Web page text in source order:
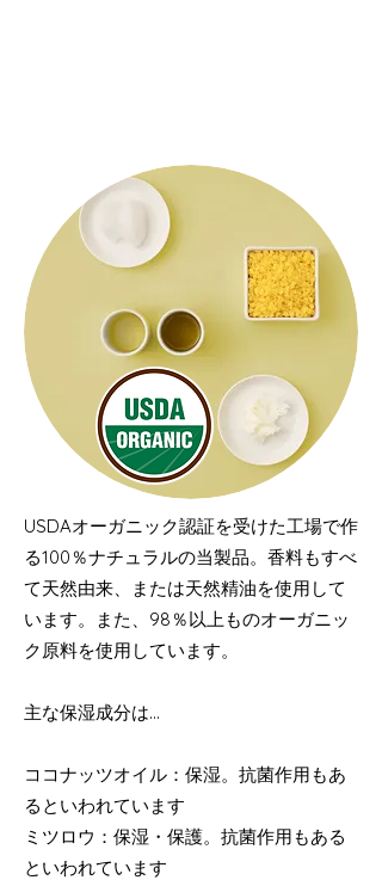
USDAオーガニック認証を受けた工場で作
る100％ナチュラルの当製品。香料もすべ
て天然由来、または天然精油を使用して
います。また、98％以上ものオーガニッ
ク原料を使用しています。
主な保湿成分は…
ココナッツオイル：保湿。抗菌作用もあ
るといわれています
ミツロウ：保湿・保護。抗菌作用もある
といわれています